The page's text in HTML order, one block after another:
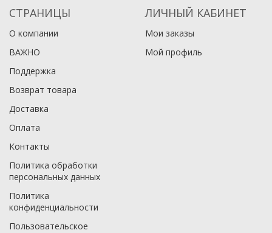
СТРАНИЦЫ
О компании
ВАЖНО
Поддержка
Возврат товара
Доставка
Оплата
Контакты
Политика обработки
персональных данных
Политика
конфиденциальности
Пользовательское
ЛИЧНЫЙ КАБИНЕТ
Мои заказы
Мой профиль